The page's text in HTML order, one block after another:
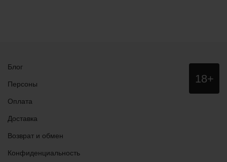
Блог
Персоны
Оплата
Доставка
Возврат и обмен
Конфиденциальность
18+
сайт НЕ
для